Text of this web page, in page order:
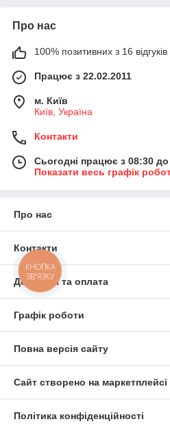
Про нас
100% позитивних з 16 відгуків
Працює з 22.02.2011
м. Київ
Київ, Україна
Контакти
Сьогодні працює з 08:30
Показати весь графік
Про нас
Контакти
Доставка та оплата
Графік роботи
Повна версія сайту
Сайт створено на маркетплейсі
Політика конфіденційності
КНОПКА
ЗВ'ЯЗКУ